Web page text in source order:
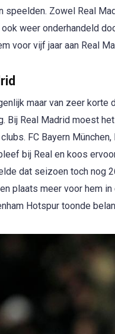
speelden. Zowel Real
weer onderhandeld
voor vijf jaar aan Real
maar van zeer
Bij Real Madrid moest
FC Bayern
bij Real en koos
dat seizoen toch nog
plaats meer voor hem
Hotspur toonde